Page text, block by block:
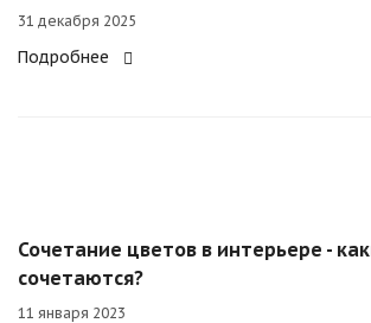
31 декабря 2025
Подробнее
Сочетание цветов в интерьере -
сочетаются?
11 января 2023